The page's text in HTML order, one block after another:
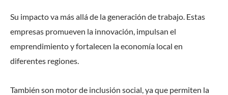
Su impacto va más allá de la generación de trabajo. Estas
empresas promueven la innovación, impulsan el
emprendimiento y fortalecen la economía local en
diferentes regiones.
También son motor de inclusión social, ya que permiten la